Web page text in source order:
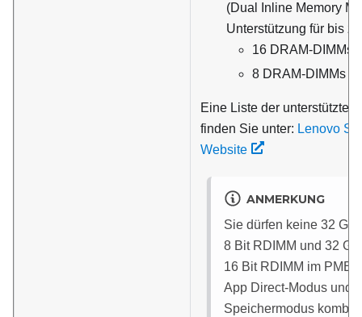
(Dual Inline Memory
Unterstützung für bis
16 DRAM-DIMMs
8 DRAM-DIMMs
Eine Liste der unterstützten
finden Sie unter: Lenovo
Website
ANMERKUNG
Sie dürfen keine 32 GB
8 Bit RDIMM und 32
16 Bit RDIMM im
App Direct-Modus und
Speichermodus